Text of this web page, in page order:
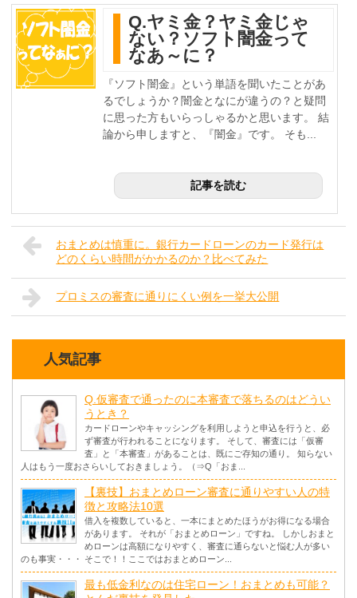
Q.ヤミ金？ヤミ金じゃ
ない？ソフト闇金って
なあ～に？
『ソフト闇金』という単語を聞いたことがあ
るでしょうか？闇金となにが違うの？と疑問
に思った方もいらっしゃるかと思います。 結
論から申しますと、『闇金』です。 そも...
記事を読む
おまとめは慎重に。銀行カードローンのカード発行は
どのくらい時間がかかるのか？比べてみた
プロミスの審査に通りにくい例を一挙大公開
人気記事
Q.仮審査で通ったのに本審査で落ちるのはどうい
うとき？
カードローンやキャッシングを利用しようと申込を行うと、必
ず審査が行われることになります。 そして、審査には「仮審
査」と「本審査」があることは、既にご存知の通り。 知らない
人はもう一度おさらいしておきましょう。（⇒Q「おま...
【裏技】おまとめローン審査に通りやすい人の特
徴と攻略法10選
借入を複数していると、一本にまとめたほうがお得になる場合
があります。 それが「おまとめローン」ですね。 しかしおまと
めローンは高額になりやすく、審査に通らないと悩む人が多い
のも事実・・・ そこで！！ここではおまとめローン...
最も低金利なのは住宅ローン！おまとめも可能？